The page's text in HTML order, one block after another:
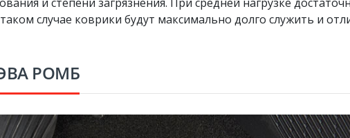
случае коврики будут максимально долго служить и
РОМБ